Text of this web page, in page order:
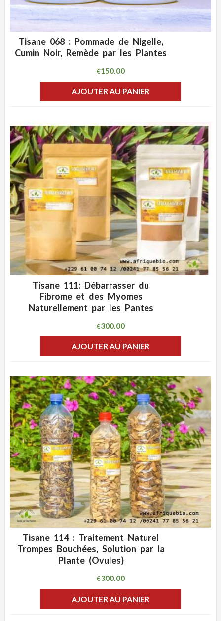
CLIQUEZ POUR VOIR
ADD WISHLIST
Tisane 068 : Pommade de Nigelle,
Cumin Noir, Remède par les Plantes
€150.00
AJOUTER AU PANIER
ADD WISHLIST
Tisane 111: Débarrasser du
Fibrome et des Myomes
Naturellement par les Pantes
€300.00
AJOUTER AU PANIER
ADD WISHLIST
Tisane 114 : Traitement Naturel
Trompes Bouchées, Solution par la
Plante (Ovules)
€300.00
AJOUTER AU PANIER